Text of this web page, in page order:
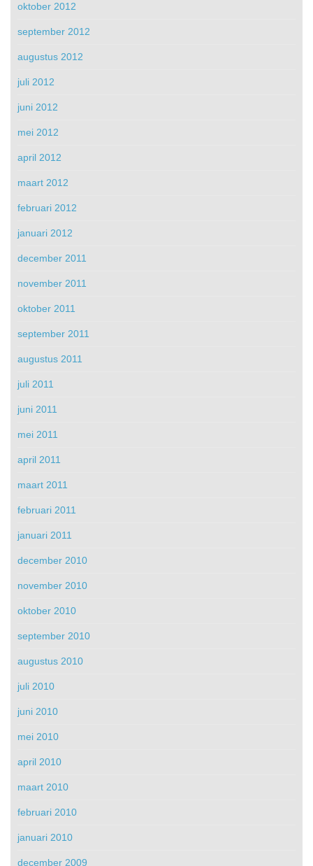
oktober 2012
september 2012
augustus 2012
juli 2012
juni 2012
mei 2012
april 2012
maart 2012
februari 2012
januari 2012
december 2011
november 2011
oktober 2011
september 2011
augustus 2011
juli 2011
juni 2011
mei 2011
april 2011
maart 2011
februari 2011
januari 2011
december 2010
november 2010
oktober 2010
september 2010
augustus 2010
juli 2010
juni 2010
mei 2010
april 2010
maart 2010
februari 2010
januari 2010
december 2009